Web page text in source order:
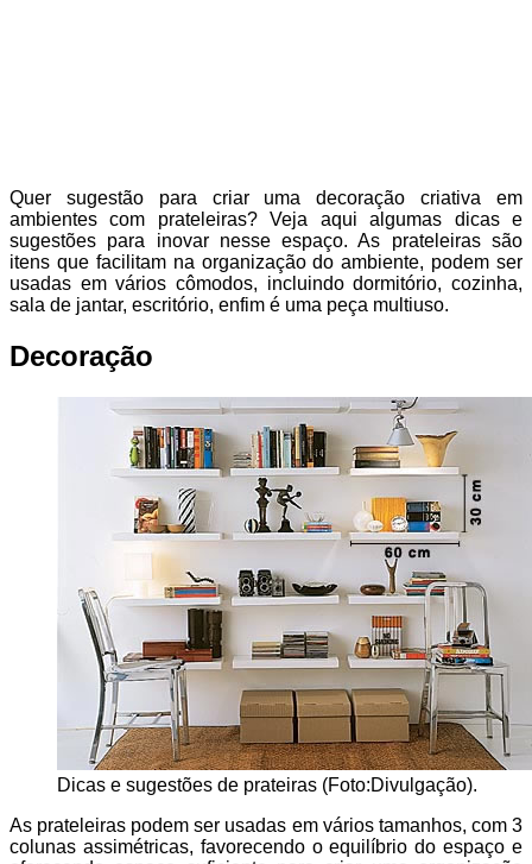
Quer sugestão para criar uma decoração criativa em
ambientes com prateleiras? Veja aqui algumas dicas e
sugestões para inovar nesse espaço. As prateleiras são
itens que facilitam na organização do ambiente, podem ser
usadas em vários cômodos, incluindo dormitório, cozinha,
sala de jantar, escritório, enfim é uma peça multiuso.
Decoração
Dicas e sugestões de prateiras (Foto:Divulgação).
As prateleiras podem ser usadas em vários tamanhos, com 3
colunas assimétricas, favorecendo o equilíbrio do espaço e